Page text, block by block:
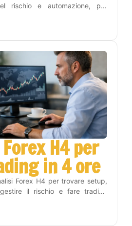
rischio e automazione, per
H4 per
in 4 ore
Forex H4 per trovare setup,
il rischio e fare trading